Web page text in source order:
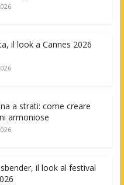
il look a Cannes 2026
a strati: come creare
armoniose
il look al festival